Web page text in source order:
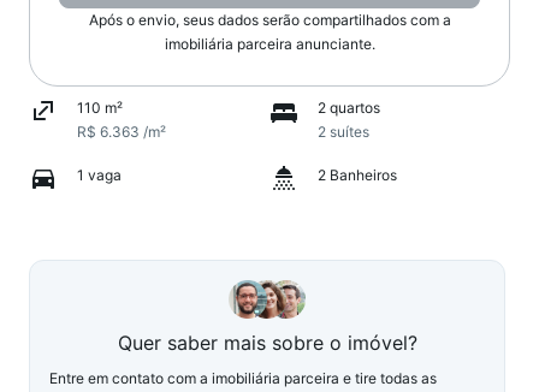
Após o envio, seus dados serão compartilhados com a
imobiliária parceira anunciante.
110 m²
R$ 6.363 /m²
2 quartos
2 suítes
1 vaga 2 Banheiros
Quer saber mais sobre o imóvel?
Entre em contato com a imobiliária parceira e tire todas as